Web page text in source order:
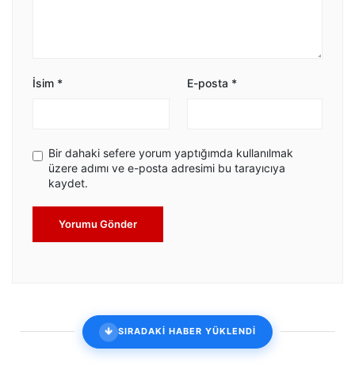
İsim * E-posta *
Bir dahaki sefere yorum yaptığımda kullanılmak
üzere adımı ve e-posta adresimi bu tarayıcıya
kaydet.
Yorumu Gönder
SIRADAKİ HABER YÜKLENDİ